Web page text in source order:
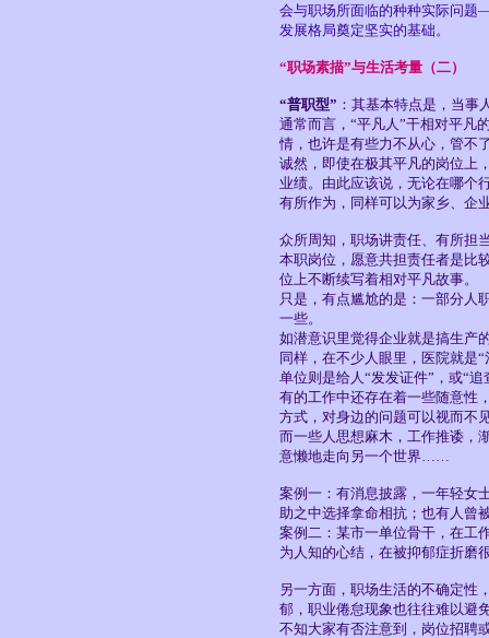
会与职场所面临的种种实际问
发展格局奠定坚实的基础。
“职场素描”与生活考量（二）
“普职型” ：其基本特点是，当事
通常而言，“平凡人”干相对平凡
情，也许是有些力不从心，管不
诚然，即使在极其平凡的岗位上
业绩。由此应该说，无论在哪个
有所作为，同样可以为家乡、企
众所周知，职场讲责任、有所担
本职岗位，愿意共担责任者是比
位上不断续写着相对平凡故事。
只是，有点尴尬的是：一部分人
一些。
如潜意识里觉得企业就是搞生产
同样，在不少人眼里，医院就是
单位则是给人“发发证件”，或“
有的工作中还存在着一些随意性
方式，对身边的问题可以视而不
而一些人思想麻木，工作推诿，
意懒地走向另一个世界……
案例一：有消息披露，一年轻女
助之中选择拿命相抗；也有人曾
案例二：某市一单位骨干，在工
为人知的心结，在被抑郁症折磨
另一方面，职场生活的不确定性
郁，职业倦怠现象也往往难以避
不知大家有否注意到，岗位招聘